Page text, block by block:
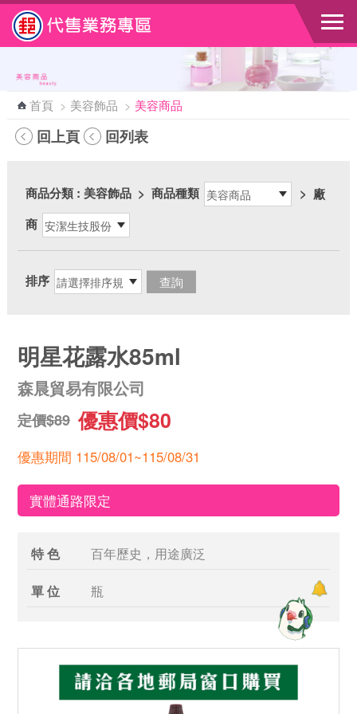
跳到主要內容區塊
首頁 > 美容飾品 > 美容商品
回上頁 回列表
商品分類: 美容飾品 > 商品種類 > 廠
商
排序
明星花露水85ml
森晨貿易有限公司
定價$89 優惠價$80
優惠期間 115/08/01~115/08/31
實體通路限定
特 色 百年歷史，用途廣泛
單 位 瓶